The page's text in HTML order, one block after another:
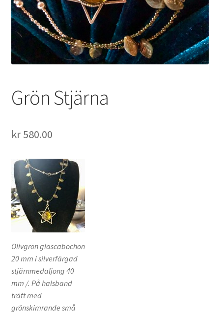
Grön Stjärna
kr580.00
Olivgrön glascabochon
20 mm i silverfärgad
stjärnmedaljong 40
mm /. På halsband
trätt med
grönskimrande små